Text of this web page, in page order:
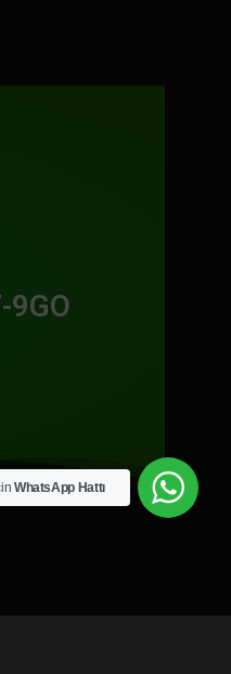
WhatsApp Hattı